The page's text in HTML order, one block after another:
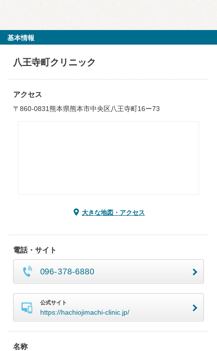
基本情報
八王寺町クリニック
アクセス
〒860-0831熊本県熊本市中央区八王寺町16ー73
大きな地図・アクセス
電話・サイト
096-378-6880
公式サイト
https://hachiojimachi-clinic.jp/
名称